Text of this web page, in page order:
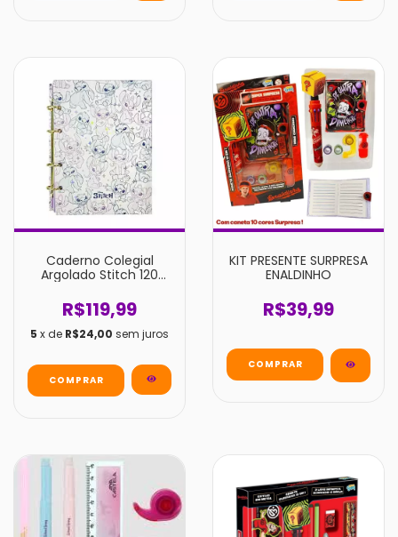
Caderno Colegial
Argolado Stitch 120
R$119,99
5 x de R$24,00 sem juros
KIT PRESENTE SURPRESA
ENALDINHO
R$39,99